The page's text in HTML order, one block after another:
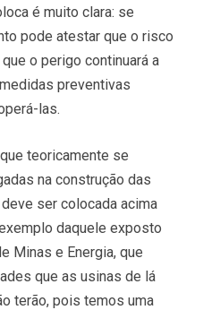
é muito clara: se
pode atestar que o risco
o perigo continuará a
preventivas
las.
teoricamente se
na construção das
ser colocada acima
daquele exposto
Minas e Energia, que
que as usinas de lá
terão, pois temos uma